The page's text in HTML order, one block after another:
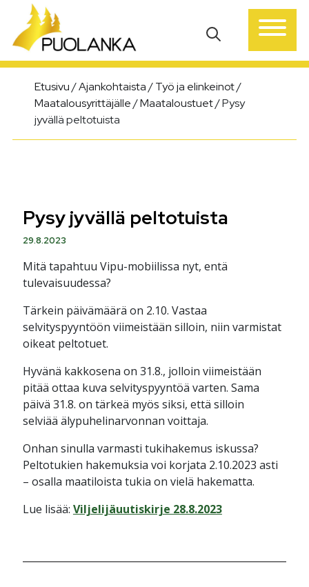
Päävalikko
Etusivu/Ajankohtaista/Työ ja elinkeinot/
Maatalousyrittäjälle/Maataloustuet/Pysy
jyvällä peltotuista
Pysy jyvällä peltotuista
29.8.2023
Mitä tapahtuu Vipu-mobiilissa nyt, entä
tulevaisuudessa?
Tärkein päivämäärä on 2.10. Vastaa
selvityspyyntöön viimeistään silloin, niin varmistat
oikeat peltotuet.
Hyvänä kakkosena on 31.8., jolloin viimeistään
pitää ottaa kuva selvityspyyntöä varten. Sama
päivä 31.8. on tärkeä myös siksi, että silloin
selviää älypuhelinarvonnan voittaja.
Onhan sinulla varmasti tukihakemus iskussa?
Peltotukien hakemuksia voi korjata 2.10.2023 asti
– osalla maatiloista tukia on vielä hakematta.
Lue lisää: Viljelijäuutiskirje 28.8.2023